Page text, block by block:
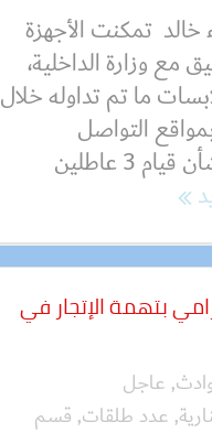
تمكنت الأجهزة
مع وزارة الداخلية،
ما تم تداوله خلال
التواصل
الإجتماعي، بشأن قيام 3 عاطلين
ضبط 17 عنصر إجرامي بتهمة الإتجار في
, عاجل
, عدد طلقات, قسم